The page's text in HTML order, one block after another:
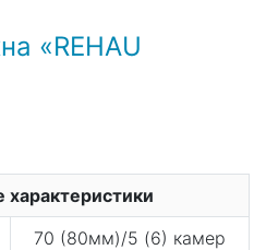
«REHAU
характеристики
70 (80мм)/5 (6) камер